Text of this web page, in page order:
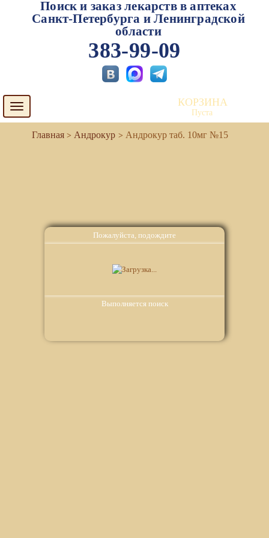
Пожалуйста, подождите
Выполняется поиск
Поиск и заказ лекарств в аптеках
Санкт-Петербурга и Ленинградской
области
383-99-09
Toggle
navigation
КОРЗИНА
Пуста
Андрокур Андрокур таб. 10мг №15